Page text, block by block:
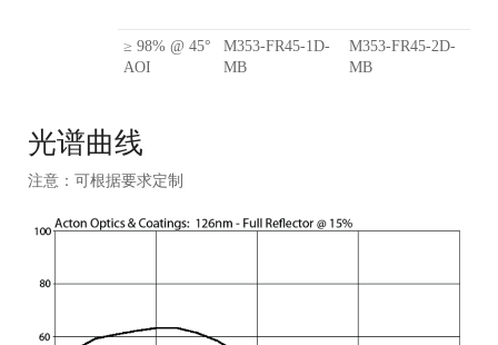
≥ 98% @ 45°
AOI
M353-FR45-1D-
MB
M353-FR45-2D-
MB
光谱曲线
注意：可根据要求定制